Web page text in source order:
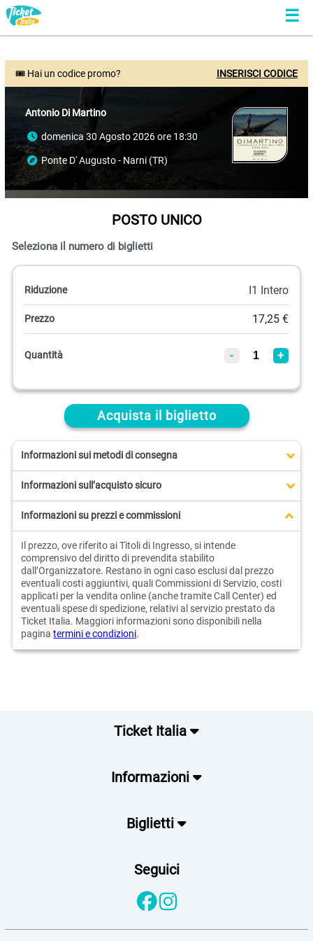
🎟 Hai un codice promo? INSERISCI CODICE
Antonio Di Martino
domenica 30 Agosto 2026 ore 18:30
Ponte D' Augusto - Narni (TR)
POSTO UNICO
Seleziona il numero di biglietti
Riduzione I1 Intero
Prezzo 17,25 €
Quantità - +
Acquista il biglietto
Informazioni sui metodi di consegna >
Informazioni sull’acquisto sicuro >
Informazioni su prezzi e commissioni >
Il prezzo, ove riferito ai Titoli di Ingresso, si intende
comprensivo del diritto di prevendita stabilito
dall’Organizzatore. Restano in ogni caso esclusi dal prezzo
eventuali costi aggiuntivi, quali Commissioni di Servizio, costi
applicati per la vendita online (anche tramite Call Center) ed
eventuali spese di spedizione, relativi al servizio prestato da
Ticket Italia. Maggiori informazioni sono disponibili nella
paginatermini e condizioni.
Ticket Italia
Informazioni
Biglietti
Seguici